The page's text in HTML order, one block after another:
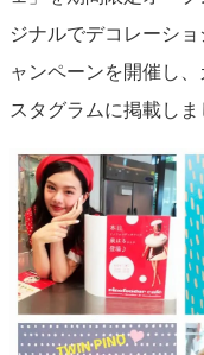
ジナルでデコレーシ
ャンペーンを開催し
スタグラムに掲載しま